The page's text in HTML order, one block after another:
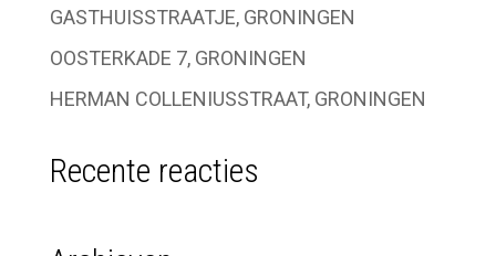
GASTHUISSTRAATJE, GRONINGEN
OOSTERKADE 7, GRONINGEN
HERMAN COLLENIUSSTRAAT, GRONINGEN
Recente reacties